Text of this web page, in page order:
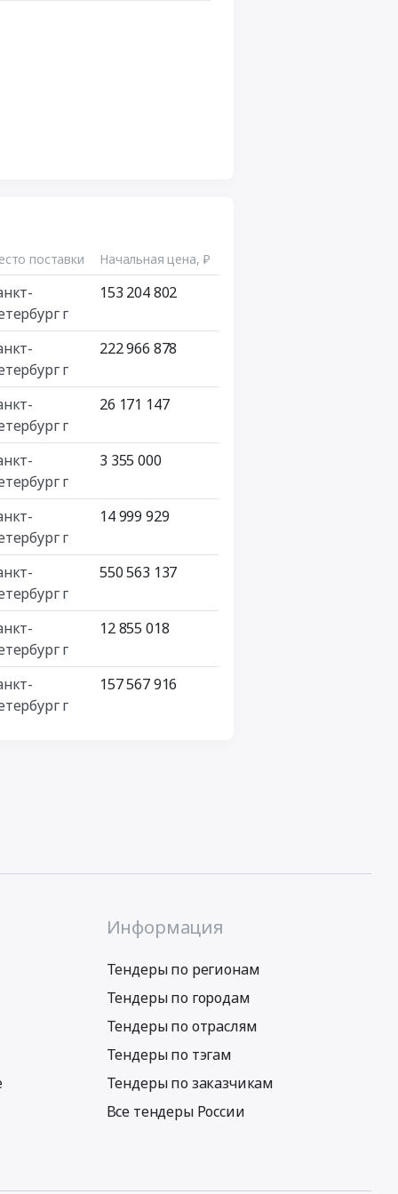
поставки Начальная цена, ₽
г
153 204 802
г
222 966 878
г
26 171 147
г
3 355 000
г
14 999 929
г
550 563 137
г
12 855 018
г
157 567 916
Информация
Тендеры по регионам
Тендеры по городам
Тендеры по отраслям
Тендеры по тэгам
Тендеры по заказчикам
Все тендеры России